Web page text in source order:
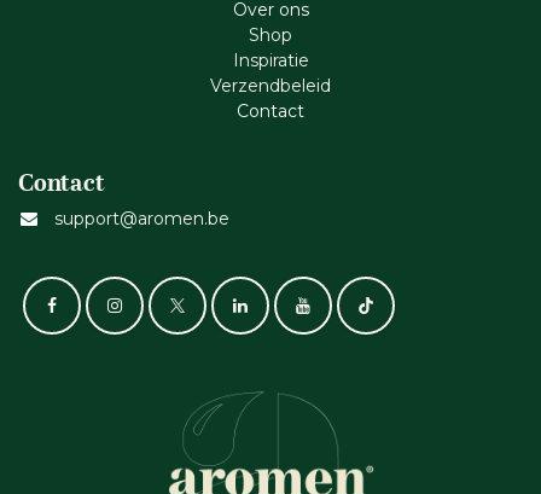
Ove​r​ ons
Shop
Inspiratie
Verzendbeleid
Cont​act
Contact
support@aromen.be